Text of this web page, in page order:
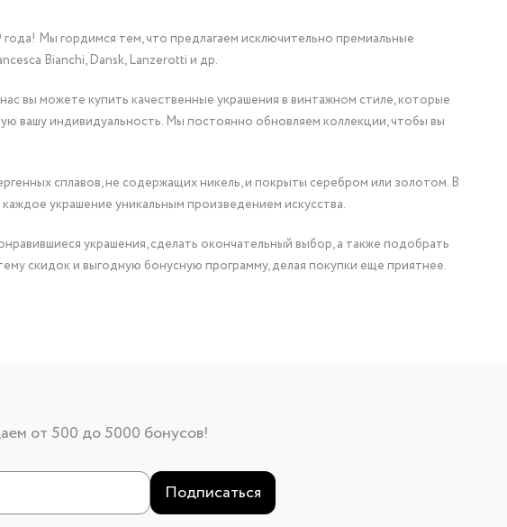
Мы гордимся тем, что предлагаем исключительно премиальные
Bianchi, Dansk, Lanzerotti и др.
вы можете купить качественные украшения в винтажном стиле, которые
вашу индивидуальность. Мы постоянно обновляем коллекции, чтобы вы
сплавов, не содержащих никель, и покрыты серебром или золотом. В
украшение уникальным произведением искусства.
украшения, сделать окончательный выбор, а также подобрать
скидок и выгодную бонусную программу, делая покупки еще приятнее.
от 500 до 5000 бонусов!
Подписаться